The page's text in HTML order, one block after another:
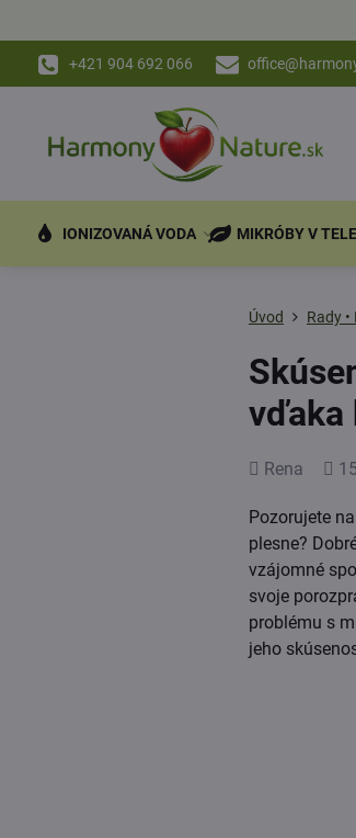
+421 904 692 066
IONIZOVANÁ VODA MIKRÓBY V TELE
Úvod Rady
vďaka
Pridal
Rena
Pozorujete
plesne?
vzájomné
svoje
problému s
jeho